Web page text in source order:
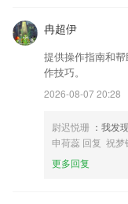
一键查看离线机器，掌握
【数据易道】SSL模式
联系我们
以上就是内部一码准的
冉超伊
提供操作指南和
作技巧。
2026-08-07 20:28
尉迟悦珊 ：我发
申荷蕊 回复 祝梦
更多回复